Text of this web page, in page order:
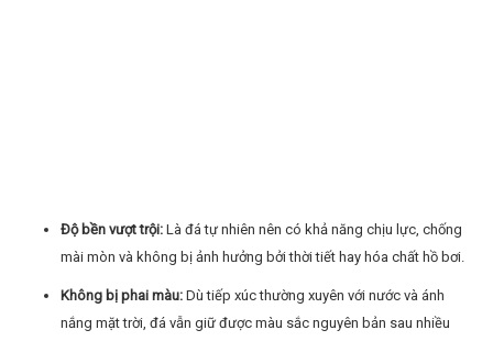
Độ bền vượt trội: Là đá tự nhiên nên có khả năng chịu lực, chống
mài mòn và không bị ảnh hưởng bởi thời tiết hay hóa chất hồ bơi.
Không bị phai màu: Dù tiếp xúc thường xuyên với nước và ánh
nắng mặt trời, đá vẫn giữ được màu sắc nguyên bản sau nhiều